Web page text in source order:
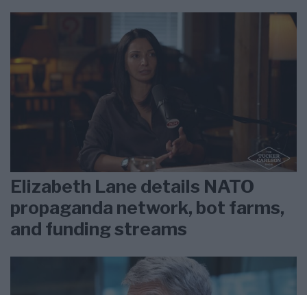
Elizabeth Lane details NATO
propaganda network, bot farms,
and funding streams